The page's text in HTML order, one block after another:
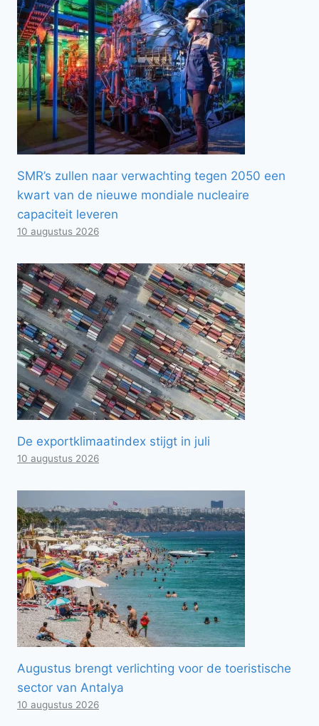
SMR’s zullen naar verwachting tegen 2050 een
kwart van de nieuwe mondiale nucleaire
capaciteit leveren
10 augustus 2026
De exportklimaatindex stijgt in juli
10 augustus 2026
Augustus brengt verlichting voor de toeristische
sector van Antalya
10 augustus 2026